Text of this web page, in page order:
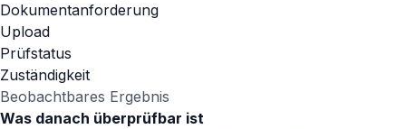
Dokumentanforderung
Upload
Prüfstatus
Zuständigkeit
Beobachtbares Ergebnis
Was danach überprüfbar ist